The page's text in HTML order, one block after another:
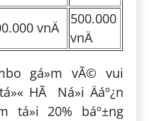
vnÄ
500.000
vnÄ
gá»m vÃ© vui
HÃ Ná»i Äáº¿n
tá»i 20% báº±ng